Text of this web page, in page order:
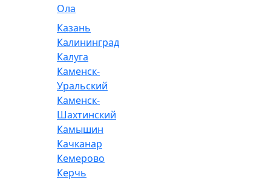
Ола
Казань
Калининград
Калуга
Каменск-
Уральский
Каменск-
Шахтинский
Камышин
Качканар
Кемерово
Керчь